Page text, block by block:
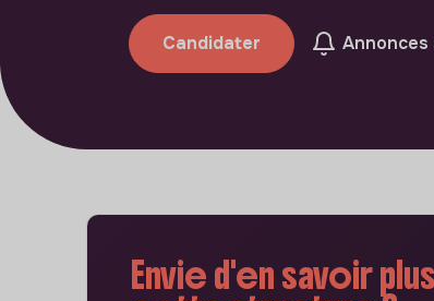
Candidater Annonces
Envie d'en savoir